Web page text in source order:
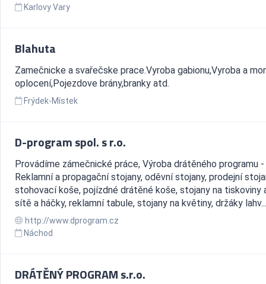
Karlovy Vary
Blahuta
Zamečnicke a svařečske prace.Vyroba gabionu,Vyroba a
oplocení,Pojezdove brány,branky atd.
Frýdek-Místek
D-program spol. s r.o.
Provádíme zámečnické práce, Výroba drátěného programu -
Reklamní a propagační stojany, oděvní stojany, prodejní
stohovací koše, pojízdné drátěné koše, stojany na tiskoviny
sítě a háčky, reklamní tabule, stojany na květiny, držáky lahv...
http://www.dprogram.cz
Náchod
DRÁTĚNÝ PROGRAM s.r.o.